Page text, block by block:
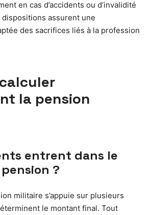
en cas d’accidents ou d’invalidité
assurent une
des sacrifices liés à la profession
la pension
entrent dans le
?
militaire s’appuie sur plusieurs
le montant final. Tout